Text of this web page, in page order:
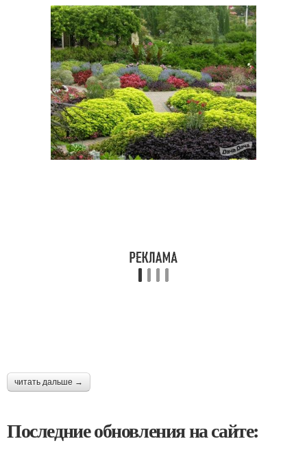
читать дальше →
Последние обновления на сайте: